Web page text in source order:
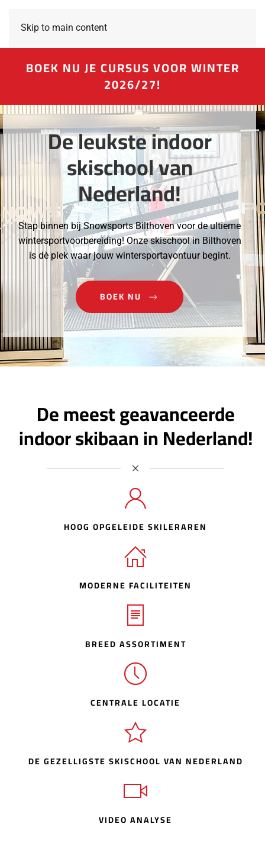
Skip to main content
BOEK NU JE CURSUS VOOR WINTER
2026/27!
De leukste indoor
skischool van
Nederland!
Stap binnen bij Snowsports Bilthoven voor de ultieme
wintersportvoorbereiding! Onze skischool in Bilthoven
is dè plek waar jouw wintersportavontuur begint.
BOEK NU
De meest geavanceerde
indoor skibaan in Nederland!
HOOG OPGELEIDE SKILERAREN
MODERNE FACILITEITEN
BREED ASSORTIMENT
CENTRALE LOCATIE
DE GEZELLIGSTE SKISCHOOL VAN NEDERLAND
VIDEO ANALYSE